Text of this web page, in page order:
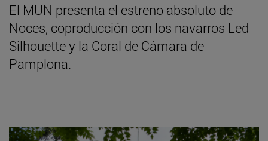
El MUN presenta el estreno absoluto de
Noces, coproducción con los navarros Led
Silhouette y la Coral de Cámara de
Pamplona.